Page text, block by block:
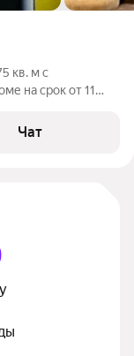
кв. м с
на срок от 11
Чат